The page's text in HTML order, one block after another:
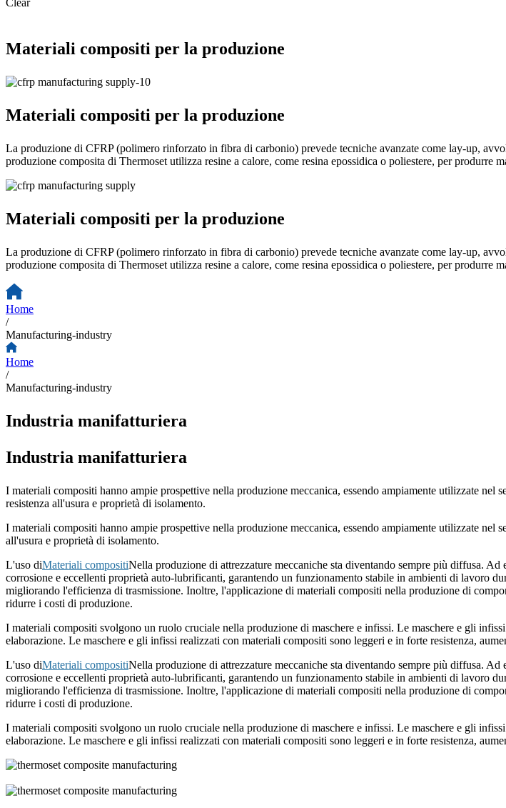
Clear
Materiali compositi per la produzione
Materiali compositi per la produzione
La produzione di CFRP (polimero rinforzato in fibra di carbonio) prevede tecniche avanzate come lay-up,
produzione composita di Thermoset utilizza resine a calore, come resina epossidica o poliestere, per
Materiali compositi per la produzione
La produzione di CFRP (polimero rinforzato in fibra di carbonio) prevede tecniche avanzate come lay-up,
produzione composita di Thermoset utilizza resine a calore, come resina epossidica o poliestere, per
Home
/
Manufacturing-industry
Home
/
Manufacturing-industry
Industria manifatturiera
Industria manifatturiera
I materiali compositi hanno ampie prospettive nella produzione meccanica, essendo ampiamente utilizzate nel
resistenza all'usura e proprietà di isolamento.
I materiali compositi hanno ampie prospettive nella produzione meccanica, essendo ampiamente utilizzate nel
all'usura e proprietà di isolamento.
L'uso diMateriali compositiNella produzione di attrezzature meccaniche sta diventando sempre più diffusa.
corrosione e eccellenti proprietà auto-lubrificanti, garantendo un funzionamento stabile in ambienti di lavoro
migliorando l'efficienza di trasmissione. Inoltre, l'applicazione di materiali compositi nella produzione di
ridurre i costi di produzione.
I materiali compositi svolgono un ruolo cruciale nella produzione di maschere e infissi. Le maschere e gli
elaborazione. Le maschere e gli infissi realizzati con materiali compositi sono leggeri e in forte resistenza,
L'uso diMateriali compositiNella produzione di attrezzature meccaniche sta diventando sempre più diffusa.
corrosione e eccellenti proprietà auto-lubrificanti, garantendo un funzionamento stabile in ambienti di lavoro
migliorando l'efficienza di trasmissione. Inoltre, l'applicazione di materiali compositi nella produzione di
ridurre i costi di produzione.
I materiali compositi svolgono un ruolo cruciale nella produzione di maschere e infissi. Le maschere e gli
elaborazione. Le maschere e gli infissi realizzati con materiali compositi sono leggeri e in forte resistenza,